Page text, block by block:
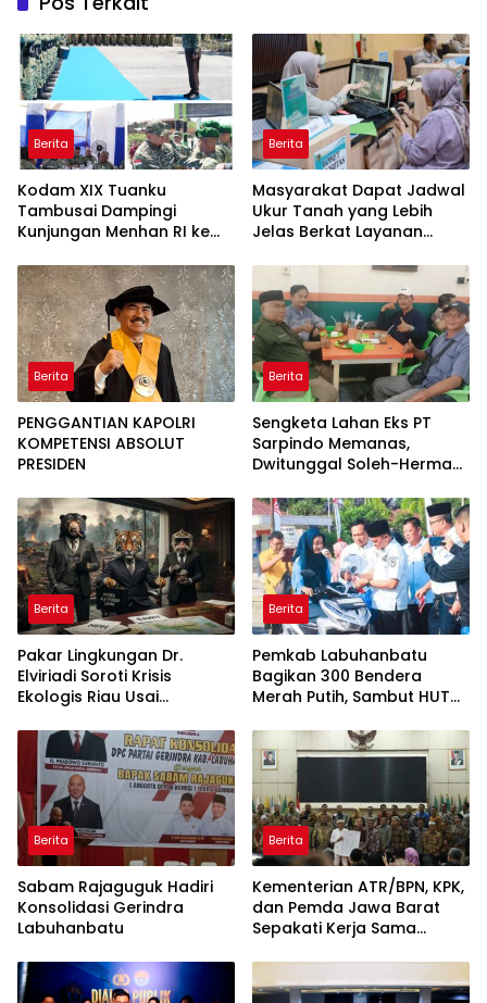
Berita
Kodam XIX Tuanku
Tambusai Dampingi
Kunjungan Menhan RI ke
Perkuat Pembangunan
Satuan
Berita
Masyarakat Dapat Jadwal
Ukur Tanah yang Lebih
Jelas Berkat Layanan
Berita
PENGGANTIAN KAPOLRI
KOMPETENSI ABSOLUT
PRESIDEN
Berita
Sengketa Lahan Eks PT
Sarpindo Memanas,
Dwitunggal Soleh-Herman
ke Pulau Rupat
Berita
Pakar Lingkungan Dr.
Elviriadi Soroti Krisis
Ekologis Riau Usai
Monyet, Harimau, dan
Beruang Terhadap Warga
Berita
Pemkab Labuhanbatu
Bagikan 300 Bendera
Merah Putih, Sambut HUT
Berita
Sabam Rajaguguk Hadiri
Konsolidasi Gerindra
Labuhanbatu
Berita
Kementerian ATR/BPN, KPK,
dan Pemda Jawa Barat
Sepakati Kerja Sama
Korupsi serta Penguatan
Ekonomi Daerah